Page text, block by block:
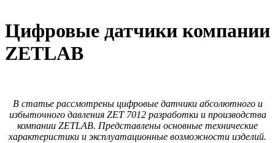
Цифровые датчики компании
ZETLAB
В статье рассмотрены цифровые датчики абсолютного и
избыточного давления ZET 7012 разработки и производства
компании ZETLAB. Представлены основные технические
характеристики и эксплуатационные возможности изделий.